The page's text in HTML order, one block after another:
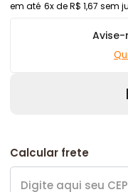
6xdeR$ 1,67 sem
Calcular frete